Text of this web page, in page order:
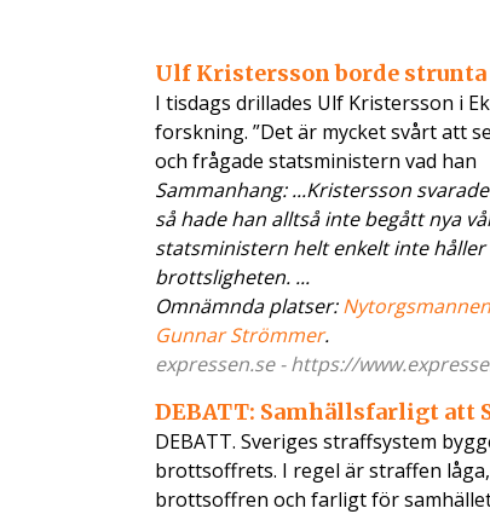
Ulf Kristersson borde
I tisdags drillades Ulf Kristersson i
forskning. ”Det är mycket svårt att
och frågade statsministern vad han
Sammanhang: ...Kristersson
så hade han alltså inte begått nya
statsministern helt enkelt inte
brottsligheten. ...
Omnämnda platser:Nytorgsmannen
Gunnar Strömmer.
expressen.se - https://
DEBATT: Samhällsfarligt att
DEBATT. Sveriges straffsystem
brottsoffrets. I regel är straffen
brottsoffren och farligt för